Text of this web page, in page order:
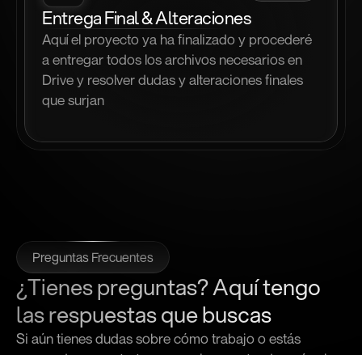
Entrega Final & Alteraciones
Aquí el proyecto ya ha finalizado y procederé
a entregar todos los archivos necesarios en
Drive y resolver dudas y alteraciones finales
que surjan
Preguntas Frecuentes
¿Tienes preguntas? Aquí tengo
las respuestas que buscas
Si aún tienes dudas sobre cómo trabajo o estás